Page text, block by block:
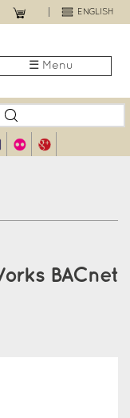
ENGLISH
☰ Menu
BACnet